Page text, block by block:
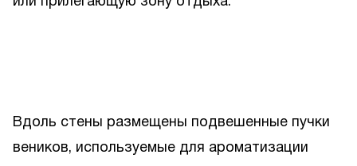
Вдоль стены размещены подвешенные пучки
веников, используемые для ароматизации